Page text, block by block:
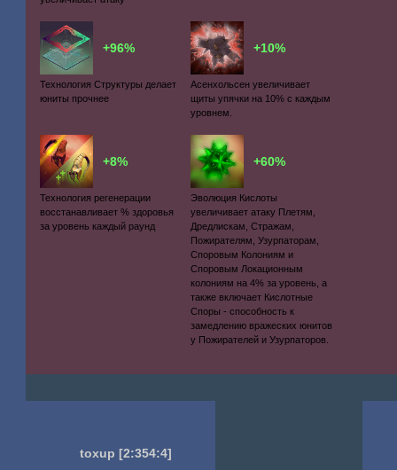
+96%
Технология Структуры делает
юниты прочнее
+10%
Асенхольсен увеличивает
щиты упячки на 10% с каждым
уровнем.
+8%
Технология регенерации
восстанавливает % здоровья
за уровень каждый раунд
+60%
Эволюция Кислоты
увеличивает атаку Плетям,
Дредлискам, Стражам,
Пожирателям, Узурпаторам,
Споровым Колониям и
Споровым Локационным
колониям на 4% за уровень, а
также включает Кислотные
Споры - способность к
замедлению вражеских юнитов
у Пожирателей и Узурпаторов.
toxup [2:354:4]